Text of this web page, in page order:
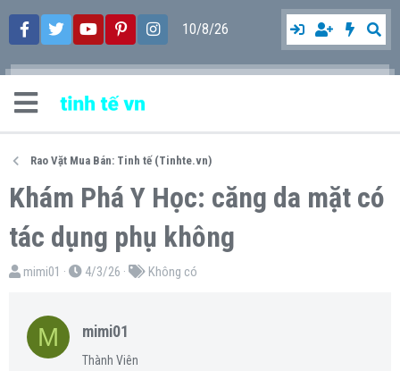
10/8/26
Rao Vặt Mua Bán: Tinh tế (Tinhte.vn)
Khám Phá Y Học: căng da mặt có
tác dụng phụ không
T
e
mimi01
N
y
g
4/3/26
T
Không có
M mimi01
Thành Viên